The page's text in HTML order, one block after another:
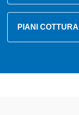
PIANI COTTURA